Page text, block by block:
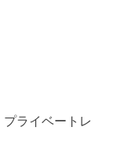
ライベートレ